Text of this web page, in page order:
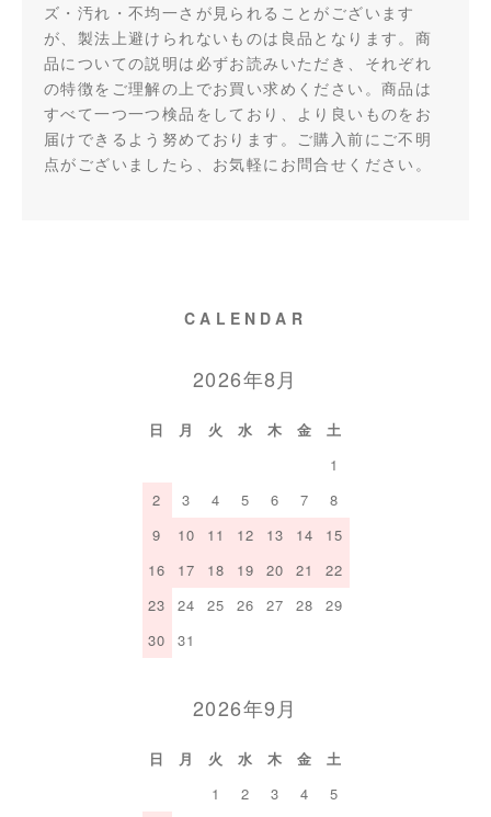
ズ・汚れ・不均一さが見られることがございます
が、製法上避けられないものは良品となります。商
品についての説明は必ずお読みいただき、それぞれ
の特徴をご理解の上でお買い求めください。商品は
すべて一つ一つ検品をしており、より良いものをお
届けできるよう努めております。ご購入前にご不明
点がございましたら、お気軽にお問合せください。
CALENDAR
2026年8月
日 月 火 水 木 金
土
1
2
3 4 5 6 7
8
9
10 11 12 13 14
15
16
17 18 19 20 21
22
23
24 25 26 27 28
29
30
31
2026年9月
日 月 火 水 木 金
土
1
2 3 4
5